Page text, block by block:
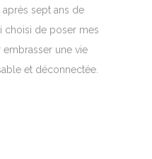
après sept ans de
choisi de poser mes
embrasser une vie
et déconnectée.